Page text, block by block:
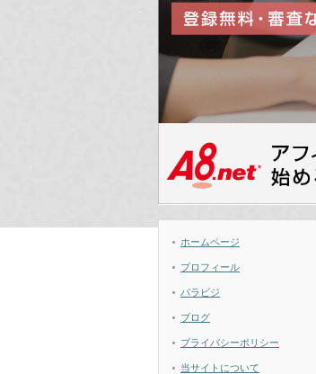
ホームページ
プロフィール
パラビジ
ブログ
プライバシーポリシー
当サイトについて